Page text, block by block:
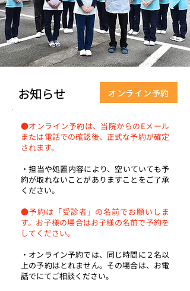
​お知らせ オンライン予約
●オンライン予約は、当院からのEメール
または電話での確認後、正式な予約が確定
されます。
・担当や処置内容により、空いていても予
約が取れないことがありますことをご了承
ください。
●予約は「受診者」の名前でお願いしま
す。お子様の場合はお子様の名前で予約を
してください。
・オンライン予約では、同じ時間に２名以
上の予約はとれません。その場合は、お電
話でにてご相談ください。